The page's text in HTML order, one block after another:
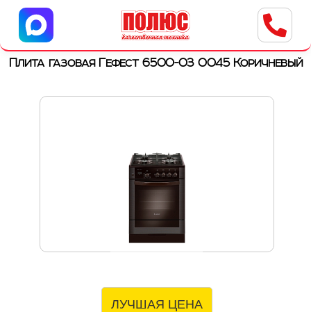
Центр бытовой техники
г. Ульяновск, ул. Пушкарева, 8a
Плита газовая Гефест 6500-03 0045 Коричневый
ЛУЧШАЯ ЦЕНА